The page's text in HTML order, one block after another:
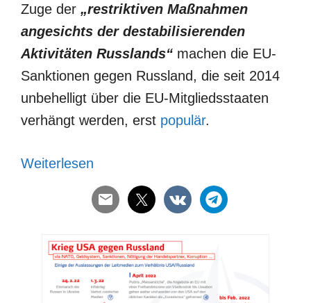
Zuge der „restriktiven Maßnahmen
angesichts der destabilisierenden
Aktivitäten Russlands“ machen die EU-
Sanktionen gegen Russland, die seit 2014
unbehelligt über die EU-Mitgliedsstaaten
verhängt werden, erst populär.
Weiterlesen